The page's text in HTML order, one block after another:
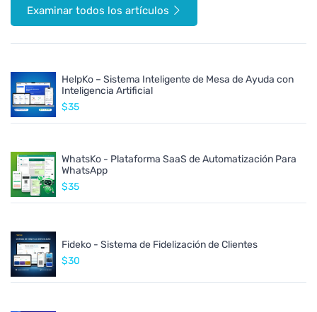
Examinar todos los artículos
HelpKo – Sistema Inteligente de Mesa de Ayuda con
Inteligencia Artificial
$35
WhatsKo - Plataforma SaaS de Automatización Para
WhatsApp
$35
Fideko - Sistema de Fidelización de Clientes
$30